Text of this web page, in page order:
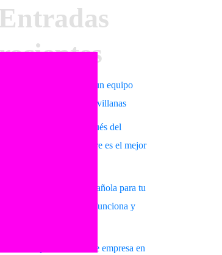
Empieza septiembre con un equipo
más unido gracias a las sevillanas
Aprender sevillanas después del
verano: por qué septiembre es el mejor
Espectáculo de danza española para tu
evento en Madrid: cómo funciona y
Sevillanas para eventos de empresa en